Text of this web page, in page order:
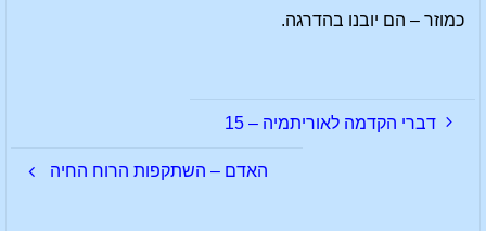
כמוזר – הם יובנו בהדרגה.
דברי הקדמה לאוריתמיה – 15
האדם – השתקפות הרוח החיה